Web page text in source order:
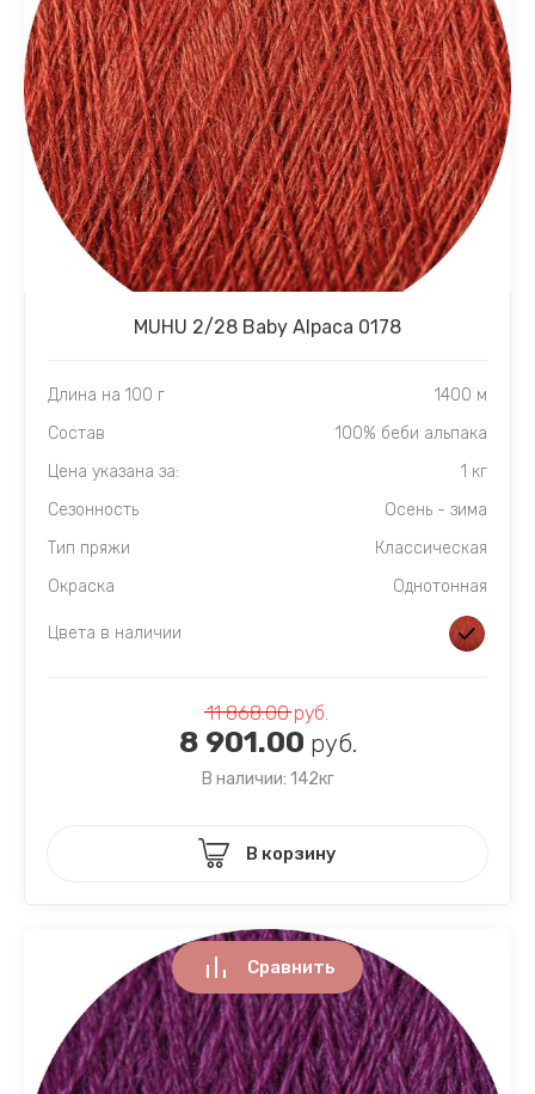
MUHU 2/28 Baby Alpaca 0178
Длина на 100 г
1400 м
Состав
100% беби альпака
Цена указана за:
1 кг
Сезонность
Осень - зима
Тип пряжи
Классическая
Окраска
Однотонная
Цвета в наличии
11 868.00руб.
8 901.00 руб.
В наличии: 142кг
В корзину
Сравнить